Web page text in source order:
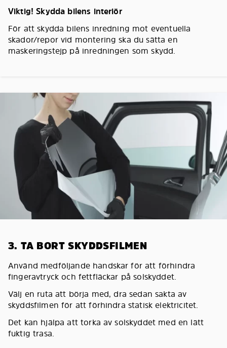
Viktig! Skydda bilens interiör
För att skydda bilens inredning mot eventuella
skador/repor vid montering ska du sätta en
maskeringstejp på inredningen som skydd.
3. TA BORT SKYDDSFILMEN
Använd medföljande handskar för att förhindra
fingeravtryck och fettfläckar på solskyddet.
Välj en ruta att börja med, dra sedan sakta av
skyddsfilmen för att förhindra statisk elektricitet.
Det kan hjälpa att torka av solskyddet med en lätt
fuktig trasa.